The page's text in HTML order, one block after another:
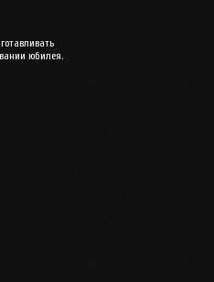
юбилея.